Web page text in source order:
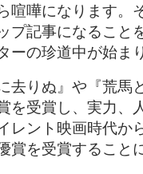
喧嘩になります
プ記事になるこ
の珍道中が始ま
去りぬ』や『荒馬
を受賞し、実力
ント映画時代か
を受賞すること